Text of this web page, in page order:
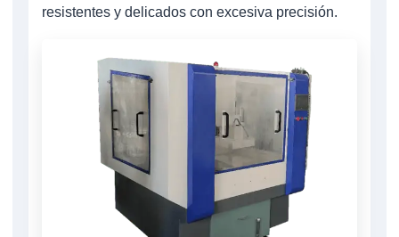
resistentes y delicados con excesiva precisión.